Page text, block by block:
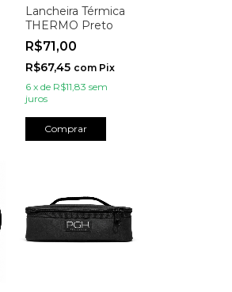
Lancheira Térmica
THERMO Preto
R$71,00
R$67,45 com Pix
6 x de R$11,83 sem
juros
Comprar